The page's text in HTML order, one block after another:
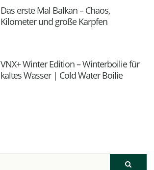
Das erste Mal Balkan – Chaos,
Kilometer und große Karpfen
VNX+ Winter Edition – Winterboilie für
kaltes Wasser | Cold Water Boilie